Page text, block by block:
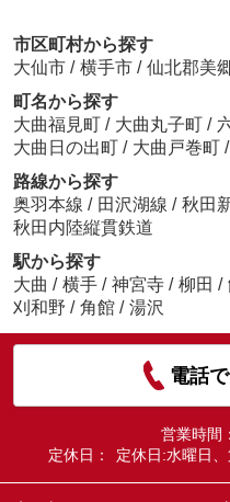
市区町村から探す
大仙市 / 横手市 / 仙北郡美
町名から探す
大曲福見町 / 大曲丸子町 /
大曲日の出町 / 大曲戸巻町 /
路線から探す
奥羽本線 / 田沢湖線 / 秋田
秋田内陸縦貫鉄道
駅から探す
大曲 / 横手 / 神宮寺 / 柳田 /
刈和野 / 角館 / 湯沢
電話
営業時間：
定休日：
定休日:水曜日